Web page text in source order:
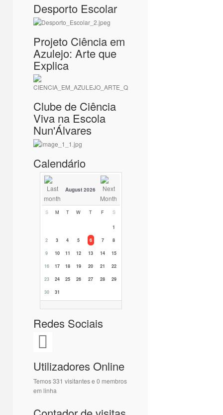
Desporto Escolar
Projeto Ciência em
Azulejo: Arte que
Explica
Clube de Ciência
Viva na Escola
Nun'Álvares
Calendário
August 2026
S M T W T F S
1
2
3 4 5 6 7
8
9
10 11 12 13 14
15
16
17 18 19 20 21
22
23
24 25 26 27 28
29
30
31
Redes Sociais
Utilizadores Online
Temos 331 visitantes e 0 membros
em linha